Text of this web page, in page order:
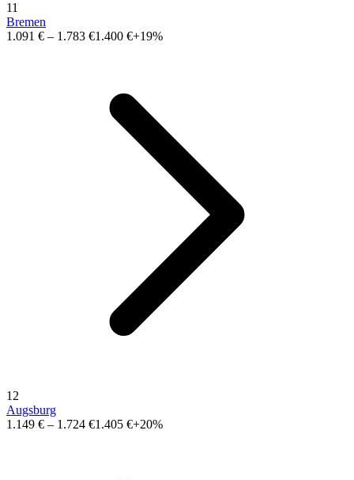
11
Bremen
1.091 € – 1.783 €1.400 €+19%
12
Augsburg
1.149 € – 1.724 €1.405 €+20%